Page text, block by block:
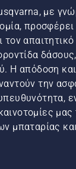
με
τον
Η απόδοση
την
μπαταρίας